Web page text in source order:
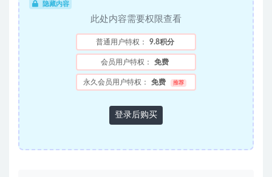
隐藏内容
此处内容需要权限查看
普通用户特权： 9.8积分
会员用户特权： 免费
永久会员用户特权： 免费 推荐
登录后购买